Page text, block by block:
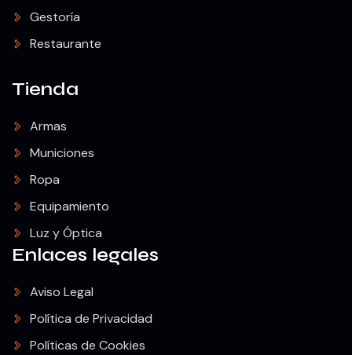
Gestoría
Restaurante
Tienda
Armas
Municiones
Ropa
Equipamiento
Luz y Óptica
Enlaces legales
Aviso Legal
Política de Privacidad
Políticas de Cookies